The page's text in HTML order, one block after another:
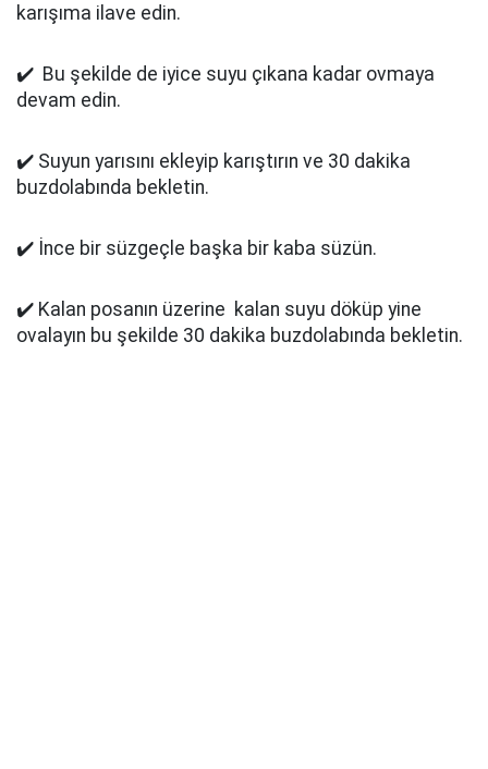
karışıma ilave edin.
✔️ Bu şekilde de iyice suyu çıkana kadar ovmaya
devam edin.
✔️ Suyun yarısını ekleyip karıştırın ve 30 dakika
buzdolabında bekletin.
✔️ İnce bir süzgeçle başka bir kaba süzün.
✔️ Kalan posanın üzerine kalan suyu döküp yine
ovalayın bu şekilde 30 dakika buzdolabında bekletin.